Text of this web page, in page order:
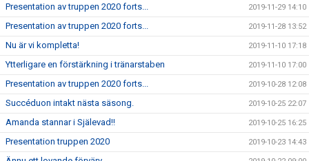
Presentation av truppen 2020 forts... 2019-11-29 14:10
Presentation av truppen 2020 forts... 2019-11-28 13:52
Nu är vi kompletta! 2019-11-10 17:18
Ytterligare en förstärkning i tränarstaben 2019-11-10 17:00
Presentation av truppen 2020 forts... 2019-10-28 12:08
Succéduon intakt nästa säsong. 2019-10-25 22:07
Amanda stannar i Själevad!! 2019-10-25 16:25
Presentation truppen 2020 2019-10-23 14:43